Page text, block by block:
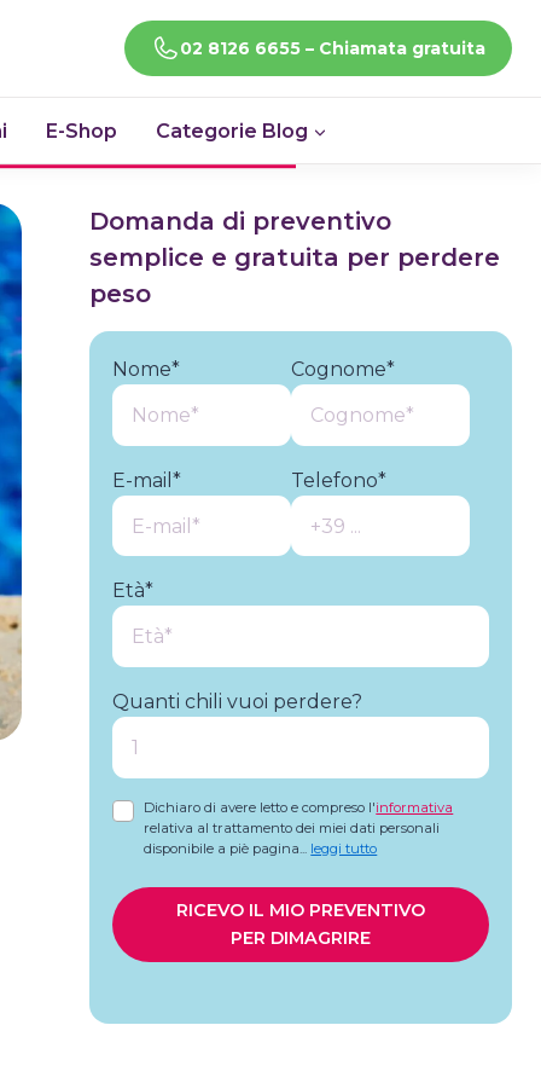
CHIAMACI!
02 8126 6655 – Chiamata gratuita
E-Shop Categorie Blog
Domanda di preventivo
semplice e gratuita per perdere
peso
Nome* Cognome*
E-mail* Telefono*
Età*
Quanti chili vuoi perdere?
Dichiaro di avere letto e compreso l'informativa
relativa al trattamento dei miei dati personali
disponibile a piè pagina
leggi tutto
RICEVO IL MIO PREVENTIVO
PER DIMAGRIRE